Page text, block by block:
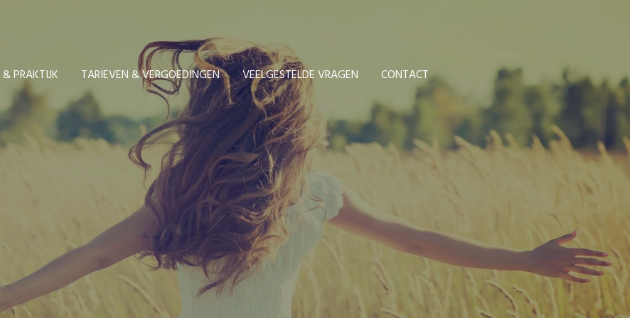
PRAKTIJK TARIEVEN & VERGOEDINGEN VEELGESTELDE VRAGEN CONTACT